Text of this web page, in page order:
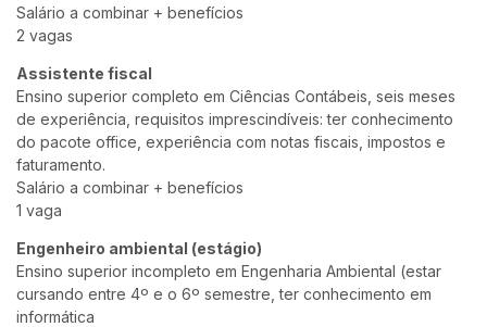
Salário a combinar + benefícios
2 vagas
Assistente fiscal
Ensino superior completo em Ciências Contábeis, seis meses
de experiência, requisitos imprescindíveis: ter conhecimento
do pacote office, experiência com notas fiscais, impostos e
faturamento.
Salário a combinar + benefícios
1 vaga
Engenheiro ambiental (estágio)
Ensino superior incompleto em Engenharia Ambiental (estar
cursando entre 4º e o 6º semestre, ter conhecimento em
informática